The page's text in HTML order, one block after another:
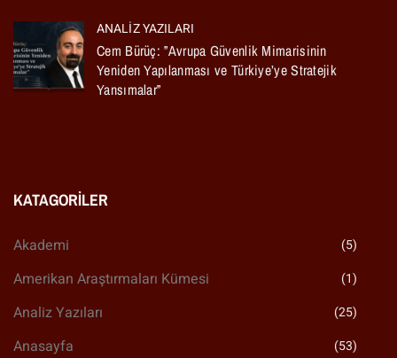
ANALIZ YAZILARI
Cem Bürüç: ”Avrupa Güvenlik Mimarisinin
Yeniden Yapılanması ve Türkiye’ye Stratejik
Yansımalar”
KATAGORILER
Akademi (5)
Amerikan Araştırmaları Kümesi (1)
Analiz Yazıları (25)
Anasayfa (53)